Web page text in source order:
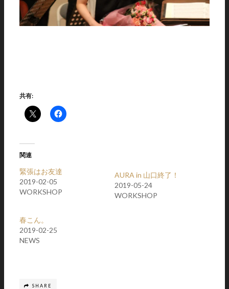
共有:
関連
緊張はお友達
2019-02-05
WORKSHOP
AURA in 山口終了！
2019-05-24
WORKSHOP
春こん。
2019-02-25
NEWS
SHARE